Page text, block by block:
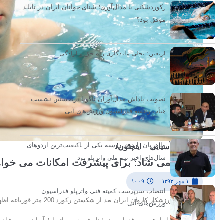
بازی های آسیایی _ اینچئون/
آریا نسیمی شاد: برای پیشرفت امکانات می
۱ مهر ۱۳۹۳ ۱۰:۰۹
جوان ترین ورزشکار کاروان ایران بعد از شکستن رکورد 200 متر قورباغه اظهار کرد: برای پیشرفت باید امکانات بیشتری به شنا اختصاص پیدا کند.
رکوردشکنی یا مدال‌آوری؛ شنای جوانان ایران در تایلند
موفق بود؟
اربعین؛ تجلی ماندگاری راه حق و آزادگی
تصویب پاداش مدال‌آوران ناگویا درنخستین نشست
هیأت رئیسه فدراسیون ورزش‌های آبی
طاهریان: اردوی روسیه یکی از باکیفیت‌ترین اردوهای
سال‌های اخیر تیم ملی واترپلو بود
انتصاب سرپرست کمیته فنی واترپلو فدراسیون
ورزش‌های آبی